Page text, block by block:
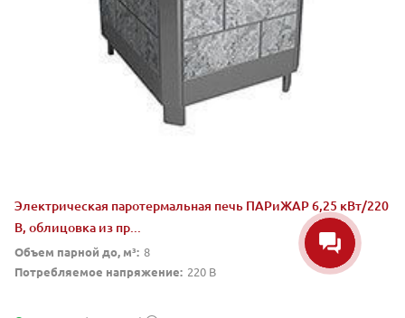
Электрическая паротермальная печь ПАРиЖАР 6,25 кВт/220
В, облицовка из пр...
Объем парной до, м³: 8
Потребляемое напряжение: 220 В